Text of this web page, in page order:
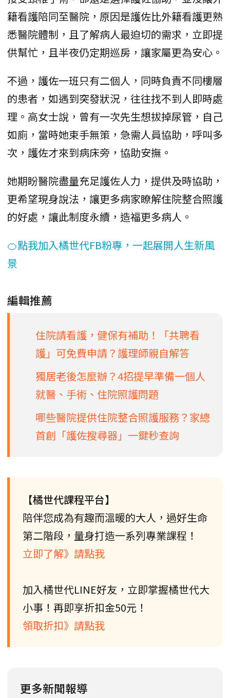
籍看護陪同至醫院，原因是護佐比外籍看護更熟
悉醫院體制，且了解病人最迫切的需求，立即提
供幫忙，且半夜仍定期巡房，讓家屬更為安心。
不過，護佐一班只有二個人，同時負責不同樓層
的患者，如遇到突發狀況，往往找不到人即時處
理。高女士說，曾有一次先生想拔掉尿管，自己
如廁，當時她束手無策，急需人員協助，呼叫多
次，護佐才來到病床旁，協助安撫。
她期盼醫院盡量充足護佐人力，提供及時協助，
更希望現身說法，讓更多病家瞭解住院整合照護
的好處，讓此制度永續，造福更多病人。
🍊點我加入橘世代FB粉專，一起展開人生新風
景
編輯推薦
住院請看護，健保有補助！「共聘看
護」可免費申請？護理師親自解答
獨居老後怎麼辦？4招提早準備一個人
就醫、手術、住院照護問題
哪些醫院提供住院整合照護服務？家總
首創「護佐搜尋器」一鍵秒查詢
【橘世代課程平台】
陪伴您成為有趣而溫暖的大人，過好生命
第二階段，量身打造一系列專業課程！
立即了解》請點我
加入橘世代LINE好友，立即掌握橘世代大
小事！再即享折扣金50元！
領取折扣》請點我
更多新聞報導